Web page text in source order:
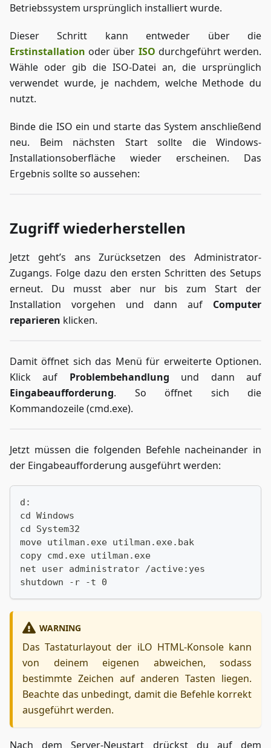
Betriebssystem ursprünglich installiert wurde.
Dieser Schritt kann entweder über die
Erstinstallation oder über ISO durchgeführt werden.
Wähle oder gib die ISO-Datei an, die ursprünglich
verwendet wurde, je nachdem, welche Methode du
nutzt.
Binde die ISO ein und starte das System anschließend
neu. Beim nächsten Start sollte die Windows-
Installationsoberfläche wieder erscheinen. Das
Ergebnis sollte so aussehen:
Zugriff wiederherstellen
Jetzt geht’s ans Zurücksetzen des Administrator-
Zugangs. Folge dazu den ersten Schritten des Setups
erneut. Du musst aber nur bis zum Start der
Installation vorgehen und dann auf Computer
reparieren klicken.
Damit öffnet sich das Menü für erweiterte Optionen.
Klick auf Problembehandlung und dann auf
Eingabeaufforderung. So öffnet sich die
Kommandozeile (cmd.exe).
Jetzt müssen die folgenden Befehle nacheinander in
der Eingabeaufforderung ausgeführt werden:
d:
cd Windows
cd System32
move utilman.exe utilman.exe.bak
copy cmd.exe utilman.exe
net user administrator /active:yes
shutdown -r -t 0
WARNING
Das Tastaturlayout der iLO HTML-Konsole kann
von deinem eigenen abweichen, sodass
bestimmte Zeichen auf anderen Tasten liegen.
Beachte das unbedingt, damit die Befehle korrekt
ausgeführt werden.
Nach dem Server-Neustart drückst du auf dem